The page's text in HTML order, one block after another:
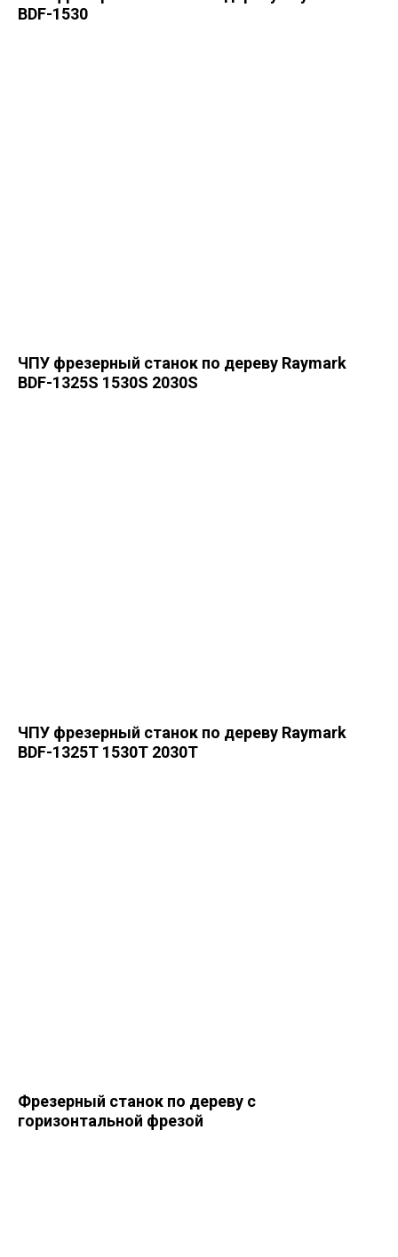
BDF-1530
ЧПУ фрезерный станок по дереву Raymark
BDF-1325S 1530S 2030S
ЧПУ фрезерный станок по дереву Raymark
BDF-1325T 1530T 2030T
Фрезерный станок по дереву с
горизонтальной фрезой